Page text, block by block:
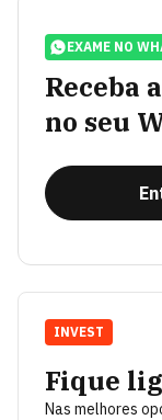
EXAME NO
Receba
no seu
Fique
Nas melhores
INVEST